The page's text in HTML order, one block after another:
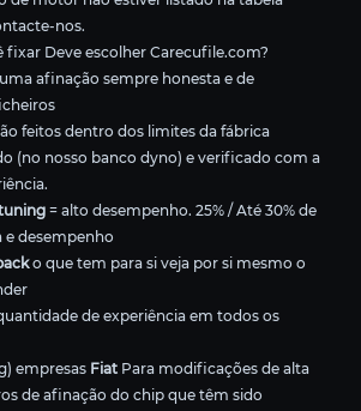
nos.
Deve escolher Carecufile.com?
afinação sempre honesta e de
feitos dentro dos limites da fábrica
(no nosso banco dyno) e verificado com a
= alto desempenho. 25% / Até 30% de
e desempenho
o que tem para si veja por si mesmo o
de experiência em todos os
empresas Fiat Para modificações de alta
de afinação do chip que têm sido